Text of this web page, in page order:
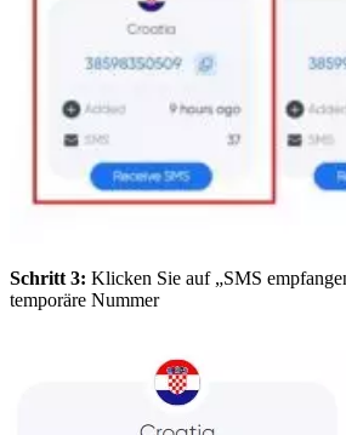
Schritt 3: Klicken Sie auf „SMS
temporäre Nummer